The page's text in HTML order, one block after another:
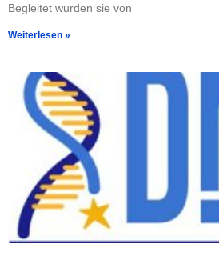
Begleitet wurden sie von
Weiterlesen »